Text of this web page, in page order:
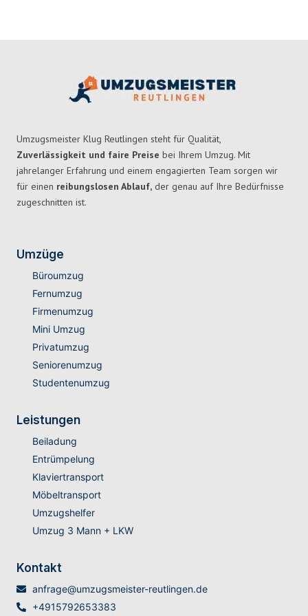
Umzugsmeister Klug Reutlingen steht für Qualität,
Zuverlässigkeit und faire Preise bei Ihrem Umzug. Mit
jahrelanger Erfahrung und einem engagierten Team sorgen wir
für einen reibungslosen Ablauf, der genau auf Ihre Bedürfnisse
zugeschnitten ist.
Umzüge
Büroumzug
Fernumzug
Firmenumzug
Mini Umzug
Privatumzug
Seniorenumzug
Studentenumzug
Leistungen
Beiladung
Entrümpelung
Klaviertransport
Möbeltransport
Umzugshelfer
Umzug 3 Mann + LKW
Kontakt
anfrage@umzugsmeister-reutlingen.de
+4915792653383